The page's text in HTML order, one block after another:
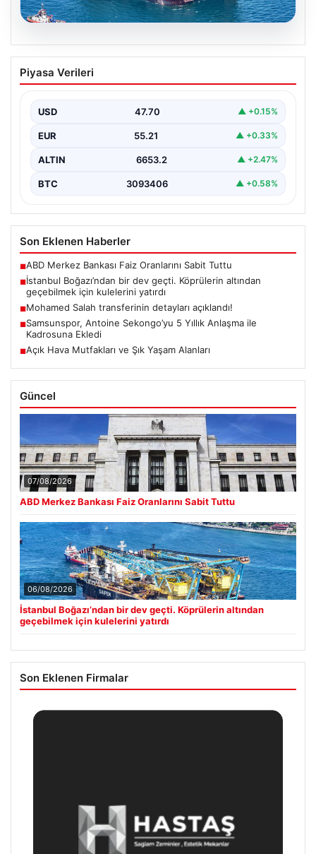
İstanbul Boğazı’ndan bir dev geçti.
Köprülerin altından geçebilmek için
Piyasa Verileri
USD 47.70 ▲ +0.15%
EUR 55.21 ▲ +0.33%
ALTIN 6653.2 ▲ +2.47%
BTC 3093406 ▲ +0.58%
Son Eklenen Haberler
■ABD Merkez Bankası Faiz Oranlarını Sabit Tuttu
■İstanbul Boğazı’ndan bir dev geçti. Köprülerin altından
geçebilmek için kulelerini yatırdı
■Mohamed Salah transferinin detayları açıklandı!
■Samsunspor, Antoine Sekongo’yu 5 Yıllık Anlaşma ile
Kadrosuna Ekledi
■Açık Hava Mutfakları ve Şık Yaşam Alanları
Güncel
07/08/2026
ABD Merkez Bankası Faiz Oranlarını Sabit Tuttu
06/08/2026
İstanbul Boğazı’ndan bir dev geçti. Köprülerin altından
geçebilmek için kulelerini yatırdı
Son Eklenen Firmalar